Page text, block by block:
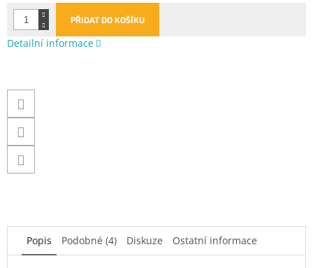
PŘIDAT DO KOŠÍKU
Detailní informace
Popis Podobné (4) Diskuze Ostatní informace